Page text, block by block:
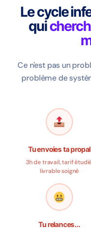
Le cycle
qui
Ce n'est pas un
problème de
Tu envoies ta propal
3h de travail, tarif
livrable soigné
Tu relances...